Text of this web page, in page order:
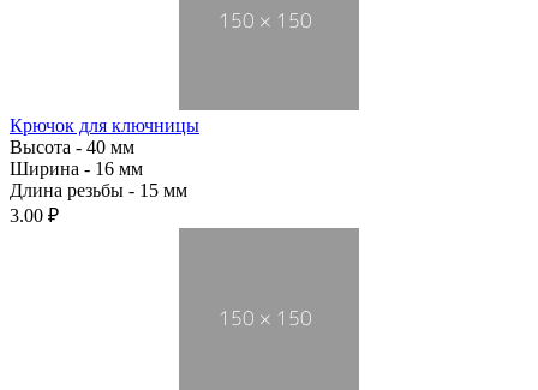
Крючок для ключницы
Высота - 40 мм
Ширина - 16 мм
Длина резьбы - 15 мм
3.00 ₽